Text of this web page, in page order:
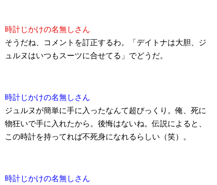
時計じかけの名無しさん
そうだね、コメントを訂正するわ。「デイトナは大胆、ジ
ュルヌはいつもスーツに合せてる」でどうだ。
時計じかけの名無しさん
ジュルヌが簡単に手に入ったなんて超びっくり。俺、死に
物狂いで手に入れたから。後悔はないね。伝説によると、
この時計を持ってれば不死身になれるらしい（笑）。
時計じかけの名無しさん